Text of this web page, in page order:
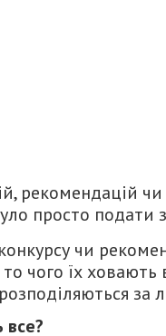
рекомендацій
просто подати
чи
чого їх
за
все?